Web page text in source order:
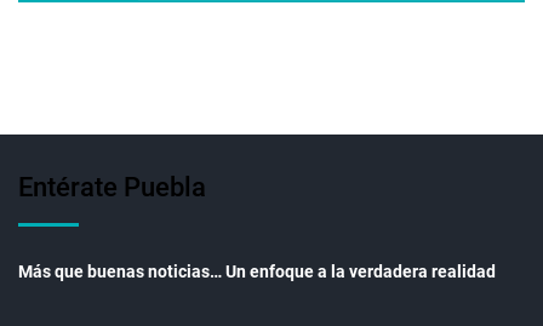
Entérate Puebla
Más que buenas noticias… Un enfoque a la verdadera realidad